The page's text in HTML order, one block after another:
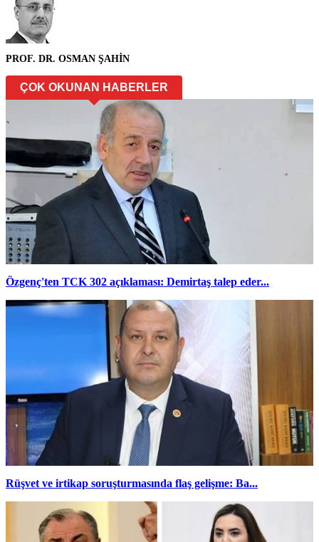
PROF. DR. OSMAN ŞAHİN
ÇOK OKUNAN HABERLER
Özgenç'ten TCK 302 açıklaması: Demirtaş talep eder...
Rüşvet ve irtikap soruşturmasında flaş gelişme: Ba...